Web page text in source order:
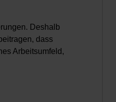
Deshalb
dass
Arbeitsumfeld,